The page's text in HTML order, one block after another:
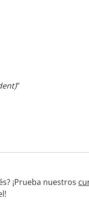
"
¡Prueba nuestros